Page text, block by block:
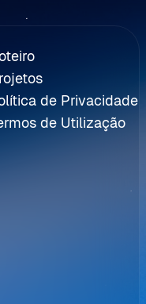
de Privacidade
de Utilização